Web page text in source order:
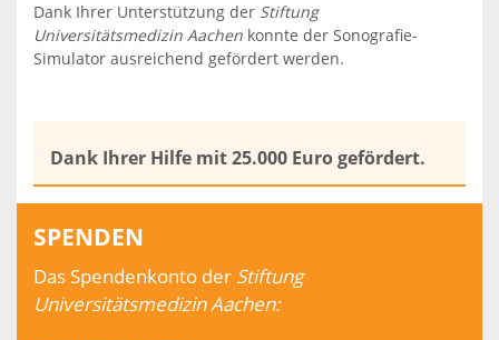
Dank Ihrer Unterstützung der Stiftung
Universitätsmedizin Aachen konnte der Sonografie-
Simulator ausreichend gefördert werden.
Dank Ihrer Hilfe mit 25.000 Euro gefördert.
SPENDEN
Das Spendenkonto der Stiftung
Universitätsmedizin Aachen: